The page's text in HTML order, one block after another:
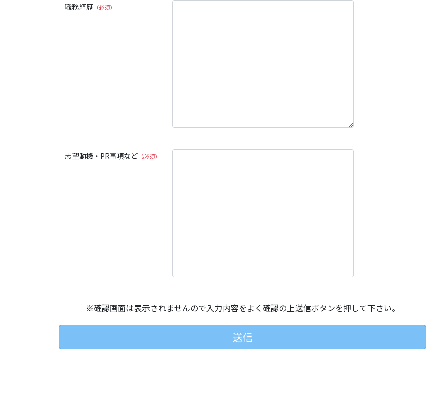
職務経歴 （必須）
志望動機・PR事項など （必須）
※確認画面は表示されませんので入力内容をよく確認の上送信ボタンを押して下さい。
このフィールドは空のままにしてください。